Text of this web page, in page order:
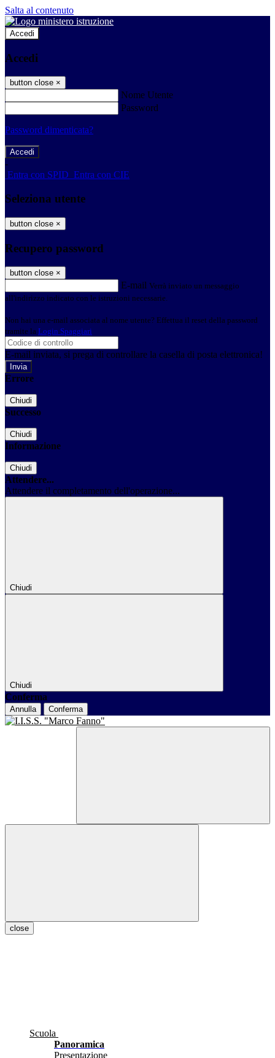
Salta al contenuto
Accedi
Accedi
button close ×
Nome Utente
Password
Password dimenticata?
-
Entra con SPID Entra con CIE
Seleziona utente
button close ×
Recupero password
button close ×
E-mail Verrà inviato un messaggio
all'indirizzo indicato con le istruzioni necessarie.
Non hai una e-mail associata al nome utente? Effettua il reset della password
tramite la Login Spaggiari
E-mail inviata, si prega di controllare la casella di posta elettronica!
Errore
Chiudi
Successo
Chiudi
Informazione
Chiudi
Attendere...
Attendere il completamento dell'operazione...
Chiudi
Chiudi
Conferma
Annulla Conferma
close
Scuola
Panoramica
Presentazione